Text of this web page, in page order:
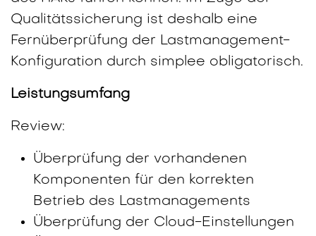
Qualitätssicherung ist deshalb eine
Fernüberprüfung der Lastmanagement-
Konfiguration durch simplee obligatorisch.
Leistungsumfang
Review:
Überprüfung der vorhandenen
Komponenten für den korrekten
Betrieb des Lastmanagements
Überprüfung der Cloud-Einstellungen